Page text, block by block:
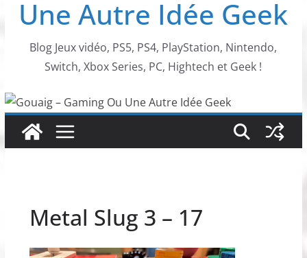
Une Autre Idée Geek
Blog Jeux vidéo, PS5, PS4, PlayStation, Nintendo,
Switch, Xbox Series, PC, Hightech et Geek !
Metal Slug 3 – 17